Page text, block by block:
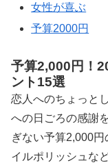
女性が喜ぶ
予算2000円
予算2,000円！
ント15選
恋人へのちょっと
への日ごろの感謝
ぎない予算2,000
イルポリッシュな